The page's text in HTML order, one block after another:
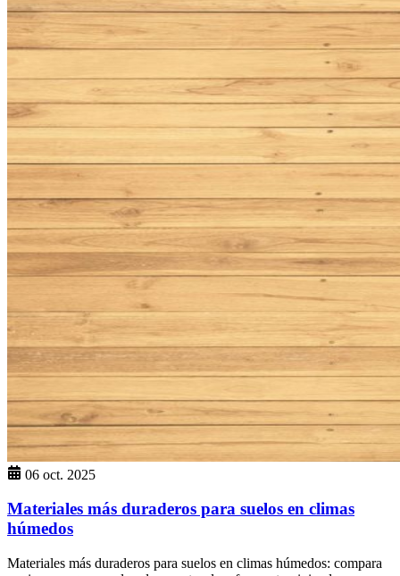
06 oct. 2025
Materiales más duraderos para suelos en climas
húmedos
Materiales más duraderos para suelos en climas húmedos: compara